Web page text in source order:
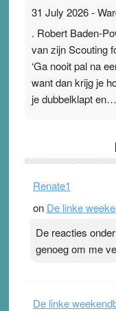
31 July 2026-
. Robert Baden-
van zijn Scouting
‘Ga nooit pal na
want dan krijg je
je dubbelklapt
topsporters. Ze
terwijl ze meer
ademen’ kan
Pleisterplakkers
Renate1
on De linke
De reacties
genoeg om me
De linke